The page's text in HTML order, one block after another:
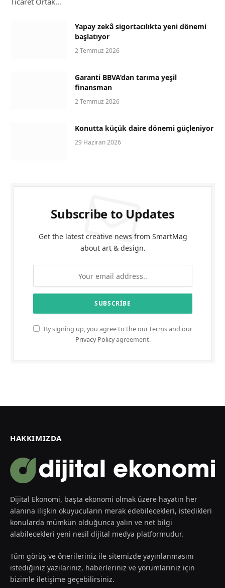
Yapay zekâ sigortacılıkta yeni dönemi
başlatıyor
2 Temmuz 2026
Garanti BBVA’dan tarıma yeşil
finansman
2 Temmuz 2026
Konutta küçük daire dönemi güçleniyor
29 Haziran 2026
Subscribe to Updates
Get the latest creative news from SmartMag
about art & design.
By signing up, you agree to the our terms and our
Privacy Policyagreement.
HAKKIMIZDA
Dijital Ekonomi, başta ekonomi olmak üzere hayatın her
alanına ilişkin okuyucuların merak edebilecekleri, istedikleri
konularda mümkün olduğunca yalın ve net bilgi
alabilecekleri yeni nesil dijital medya platformudur.
Tüm görüş ve önerileriniz ile sitemizde yayınlanmasını
istediğiniz yazılarınız, haberleriniz ve yorumlarınız için
bizimle iletişime geçebilirsiniz.